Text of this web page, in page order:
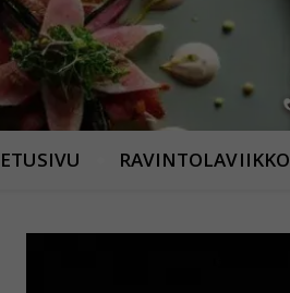
ETUSIVU RAVINTOLAVIIKKO